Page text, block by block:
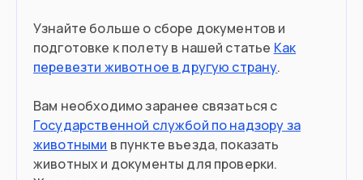
Узнайте больше о сборе документов и
подготовке к полету в нашей статье Как
перевезти животное в другую страну.
Вам необходимо заранее связаться с
Государственной службой по надзору за
животными в пункте въезда, показать
животных и документы для проверки.